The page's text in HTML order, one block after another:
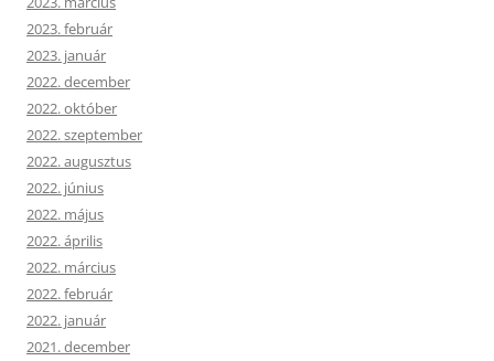
2023. február
2023. január
2022. december
2022. október
2022. szeptember
2022. augusztus
2022. június
2022. május
2022. április
2022. március
2022. február
2022. január
2021. december